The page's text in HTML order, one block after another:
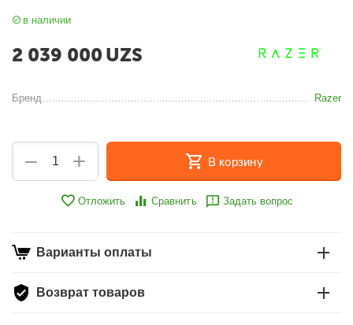
в наличии
2 039 000 UZS
Бренд Razer
+
− В корзину
Отложить Сравнить Задать вопрос
Варианты оплаты
Возврат товаров